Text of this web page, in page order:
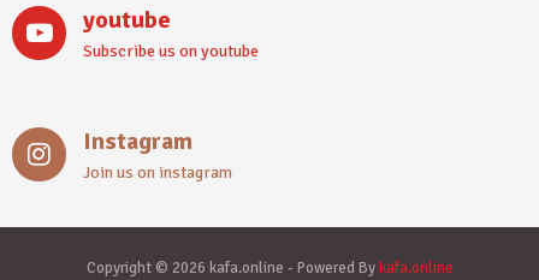
youtube
Subscribe us on youtube
Instagram
Join us on instagram
Copyright © 2026 kafa.online - Powered Bykafa.online